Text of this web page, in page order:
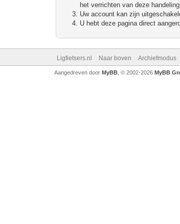
het verrichten van deze
Uw account kan zijn
U hebt deze pagina direct
Ligfietsers.nl Naar boven Archiefmodus
Aangedreven door MyBB, © 2002-2026 MyBB